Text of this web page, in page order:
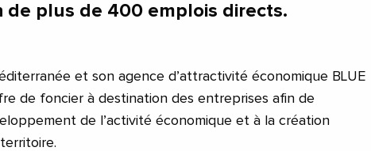
de plus de 400 emplois directs.
et son agence d’attractivité économique BLUE
de foncier à destination des entreprises afin de
de l’activité économique et à la création